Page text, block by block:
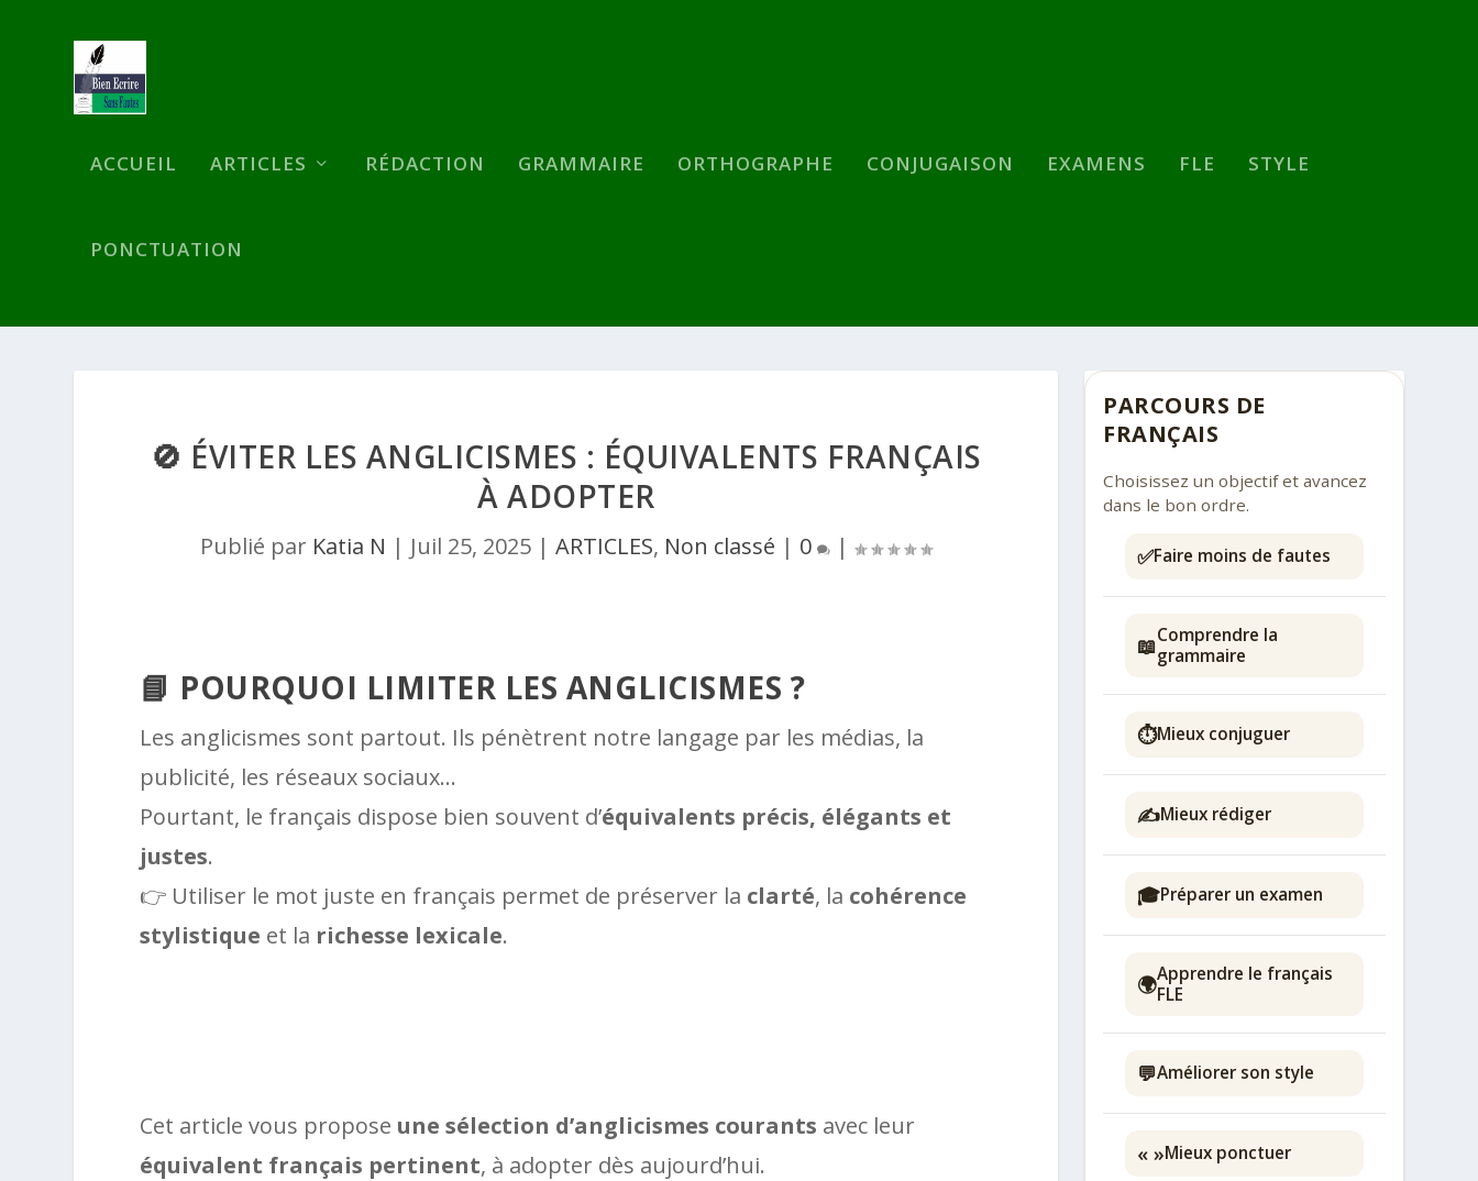
ACCUEIL ARTICLES RÉDACTION GRAMMAIRE ORTHOGRAPHE CONJUGAISON EXAMENS FLE STYLE
PONCTUATION
🚫 ÉVITER LES ANGLICISMES : ÉQUIVALENTS FRANÇAIS
À ADOPTER
Publié par Katia N | Juil 25, 2025 |ARTICLES, Non classé | 0 |
📘 POURQUOI LIMITER LES ANGLICISMES ?
Les anglicismes sont partout. Ils pénètrent notre langage par les médias, la
publicité, les réseaux sociaux…
Pourtant, le français dispose bien souvent d’équivalents précis, élégants et
justes.
👉 Utiliser le mot juste en français permet de préserver la clarté, la cohérence
stylistique et la richesse lexicale.
Cet article vous propose une sélection d’anglicismes courants avec leur
équivalent français pertinent, à adopter dès aujourd’hui.
PARCOURS DE
FRANÇAIS
Choisissez un objectif et avancez
dans le bon ordre.
✅Faire moins de fautes
📖Comprendre la
grammaire
⏱️Mieux conjuguer
✍️Mieux rédiger
🎓Préparer un examen
🌍Apprendre le français
FLE
💬Améliorer son style
« »Mieux ponctuer